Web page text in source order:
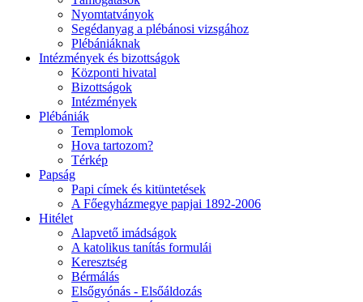
Nyomtatványok
Segédanyag a plébánosi vizsgához
Plébániáknak
Intézmények és bizottságok
Központi hivatal
Bizottságok
Intézmények
Plébániák
Templomok
Hova tartozom?
Térkép
Papság
Papi címek és kitüntetések
A Főegyházmegye papjai 1892-2006
Hitélet
Alapvető imádságok
A katolikus tanítás formulái
Keresztség
Bérmálás
Elsőgyónás - Elsőáldozás